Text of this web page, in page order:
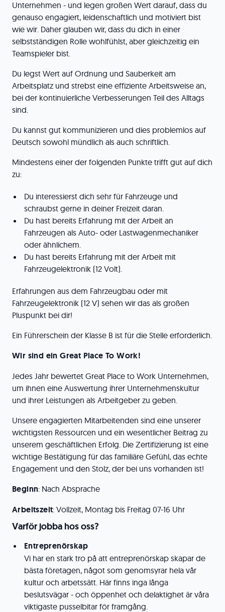
Unternehmen - und legen großen Wert darauf, dass du
genauso engagiert, leidenschaftlich und motiviert bist
wie wir. Daher glauben wir, dass du dich in einer
selbstständigen Rolle wohlfühlst, aber gleichzeitig ein
Teamspieler bist.
Du legst Wert auf Ordnung und Sauberkeit am
Arbeitsplatz und strebst eine effiziente Arbeitsweise an,
bei der kontinuierliche Verbesserungen Teil des Alltags
sind.
Du kannst gut kommunizieren und dies problemlos auf
Deutsch sowohl mündlich als auch schriftlich.
Mindestens einer der folgenden Punkte trifft gut auf dich
zu:
Du interessierst dich sehr für Fahrzeuge und
schraubst gerne in deiner Freizeit daran.
Du hast bereits Erfahrung mit der Arbeit an
Fahrzeugen als Auto- oder Lastwagenmechaniker
oder ähnlichem.
Du hast bereits Erfahrung mit der Arbeit mit
Fahrzeugelektronik (12 Volt).
Erfahrungen aus dem Fahrzeugbau oder mit
Fahrzeugelektronik (12 V) sehen wir das als großen
Pluspunkt bei dir!
Ein Führerschein der Klasse B ist für die Stelle erforderlich.
Wir sind ein Great Place To Work!
Jedes Jahr bewertet Great Place to Work Unternehmen,
um ihnen eine Auswertung ihrer Unternehmenskultur
und ihrer Leistungen als Arbeitgeber zu geben.
Unsere engagierten Mitarbeitenden sind eine unserer
wichtigsten Ressourcen und ein wesentlicher Beitrag zu
unserem geschäftlichen Erfolg. Die Zertifizierung ist eine
wichtige Bestätigung für das familiäre Gefühl, das echte
Engagement und den Stolz, der bei uns vorhanden ist!
Beginn: Nach Absprache
Arbeitszeit: Vollzeit, Montag bis Freitag 07-16 Uhr
Varför jobba hos oss?
Entreprenörskap
Vi har en stark tro på att entreprenörskap skapar de
bästa företagen, något som genomsyrar hela vår
kultur och arbetssätt. Här finns inga långa
beslutsvägar - och öppenhet och delaktighet är våra
viktigaste pusselbitar för framgång.